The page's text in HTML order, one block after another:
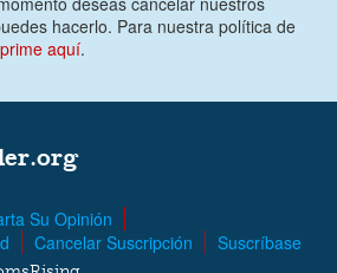
hacerlo. Para nuestra política de
aquí.
Su Opinión
Cancelar Suscripción Suscríbase